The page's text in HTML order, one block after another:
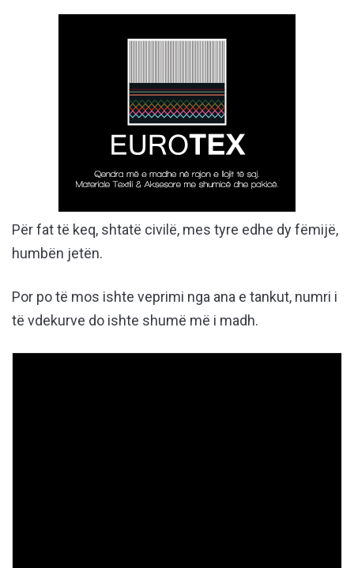
Për fat të keq, shtatë civilë, mes tyre edhe dy fëmijë,
humbën jetën.
Por po të mos ishte veprimi nga ana e tankut, numri i
të vdekurve do ishte shumë më i madh.